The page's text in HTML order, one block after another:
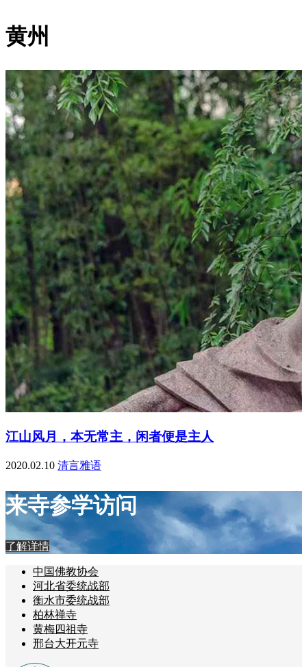
黄州
江山风月，本无常主，闲者便是主人
2020.02.10 清言雅语
来寺参学访问
了解详情
中国佛教协会
河北省委统战部
衡水市委统战部
柏林禅寺
黄梅四祖寺
邢台大开元寺